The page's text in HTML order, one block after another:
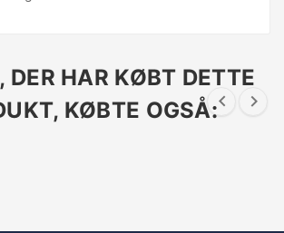
DER HAR KØBT DETTE
KØBTE OGSÅ: 